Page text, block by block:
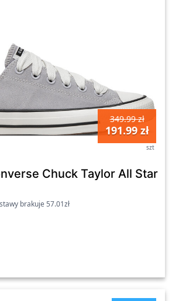
349.99 zł
191.99 zł
szt
Chuck Taylor All Star
brakuje 57.01zł